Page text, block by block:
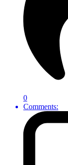
0
Comments: